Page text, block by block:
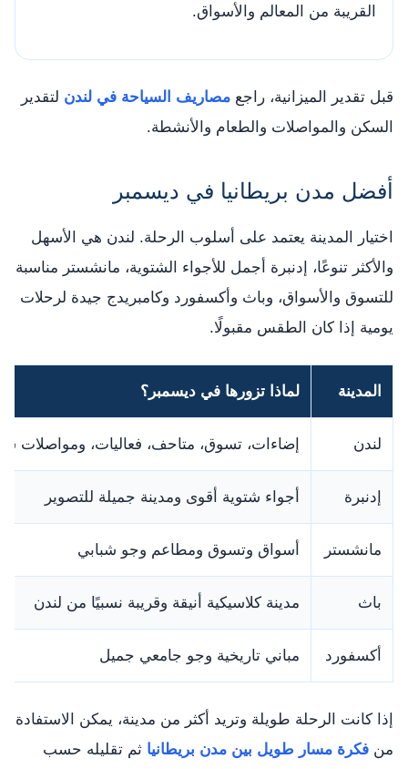
القريبة من المعالم والأسواق.
قبل تقدير الميزانية، راجع مصاريف السياحة في لندن لتقدير
السكن والمواصلات والطعام والأنشطة.
أفضل مدن بريطانيا في ديسمبر
اختيار المدينة يعتمد على أسلوب الرحلة. لندن هي الأسهل
والأكثر تنوعًا، إدنبرة أجمل للأجواء الشتوية، مانشستر مناسبة
للتسوق والأسواق، وباث وأكسفورد وكامبريدج جيدة لرحلات
يومية إذا كان الطقس مقبولًا.
المدينة لماذا تزورها في ديسمبر؟
لندن إضاءات، تسوق، متاحف، فعاليات، ومواصلات
إدنبرة أجواء شتوية أقوى ومدينة جميلة للتصوير
مانشستر أسواق وتسوق ومطاعم وجو شبابي
باث مدينة كلاسيكية أنيقة وقريبة نسبيًا من لندن
أكسفورد مباني تاريخية وجو جامعي جميل
إذا كانت الرحلة طويلة وتريد أكثر من مدينة، يمكن الاستفادة
من فكرة مسار طويل بين مدن بريطانيا ثم تقليله حسب